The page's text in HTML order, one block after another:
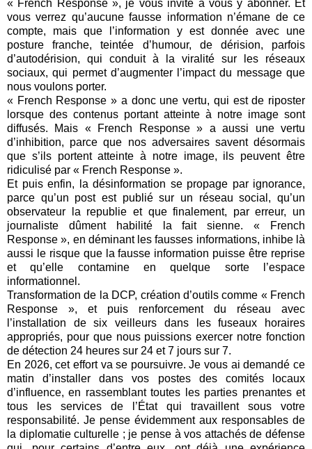
« French Response », je vous invite à vous y abonner. Et
vous verrez qu’aucune fausse information n’émane de ce
compte, mais que l’information y est donnée avec une
posture franche, teintée d’humour, de dérision, parfois
d’autodérision, qui conduit à la viralité sur les réseaux
sociaux, qui permet d’augmenter l’impact du message que
nous voulons porter.
« French Response » a donc une vertu, qui est de riposter
lorsque des contenus portant atteinte à notre image sont
diffusés. Mais « French Response » a aussi une vertu
d’inhibition, parce que nos adversaires savent désormais
que s’ils portent atteinte à notre image, ils peuvent être
ridiculisé par « French Response ».
Et puis enfin, la désinformation se propage par ignorance,
parce qu’un post est publié sur un réseau social, qu’un
observateur la republie et que finalement, par erreur, un
journaliste dûment habilité la fait sienne. « French
Response », en déminant les fausses informations, inhibe là
aussi le risque que la fausse information puisse être reprise
et qu’elle contamine en quelque sorte l’espace
informationnel.
Transformation de la DCP, création d’outils comme « French
Response », et puis renforcement du réseau avec
l’installation de six veilleurs dans les fuseaux horaires
appropriés, pour que nous puissions exercer notre fonction
de détection 24 heures sur 24 et 7 jours sur 7.
En 2026, cet effort va se poursuivre. Je vous ai demandé ce
matin d’installer dans vos postes des comités locaux
d’influence, en rassemblant toutes les parties prenantes et
tous les services de l’État qui travaillent sous votre
responsabilité. Je pense évidemment aux responsables de
la diplomatie culturelle ; je pense à vos attachés de défense